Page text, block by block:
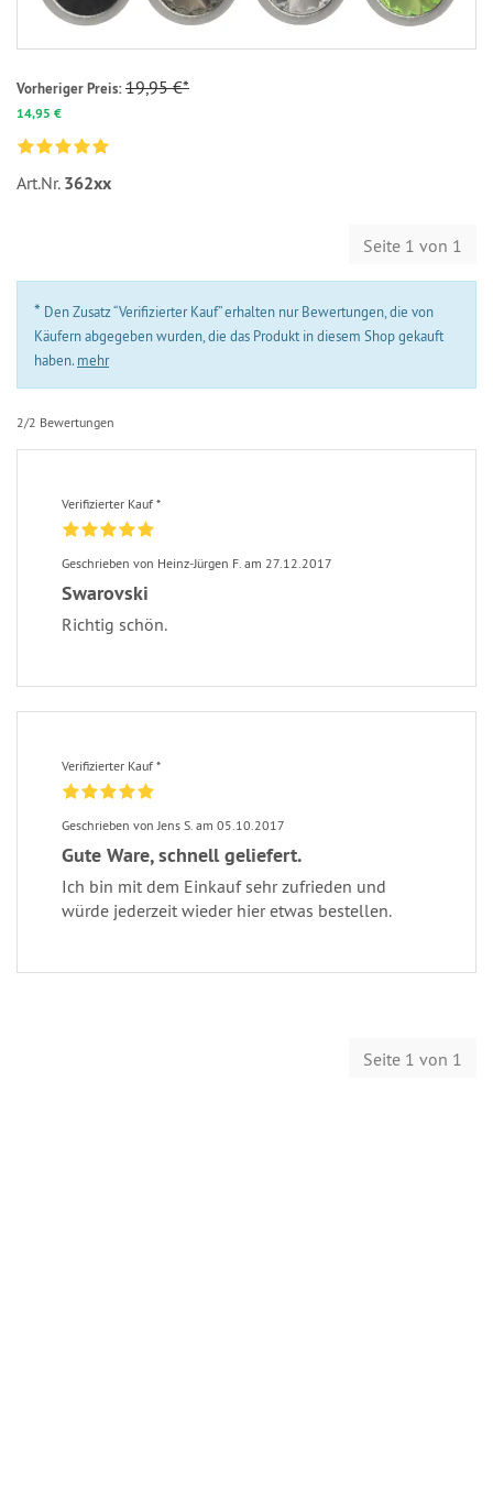
Vorheriger Preis:19,95 €*
14,95 €
Art.Nr. 362xx
Seite 1 von 1
* Den Zusatz “Verifizierter Kauf” erhalten nur Bewertungen, die von
Käufern abgegeben wurden, die das Produkt in diesem Shop gekauft
haben. mehr
2/2 Bewertungen
Verifizierter Kauf *
Geschrieben von Heinz-Jürgen F. am 27.12.2017
Swarovski
Richtig schön.
Verifizierter Kauf *
Geschrieben von Jens S. am 05.10.2017
Gute Ware, schnell geliefert.
Ich bin mit dem Einkauf sehr zufrieden und
würde jederzeit wieder hier etwas bestellen.
Seite 1 von 1